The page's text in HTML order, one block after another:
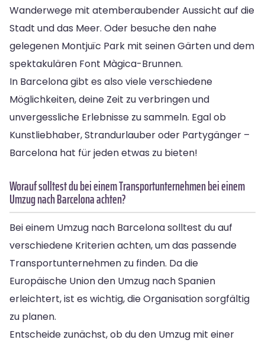
Wanderwege mit atemberaubender Aussicht auf die
Stadt und das Meer. Oder besuche den nahe
gelegenen Montjuïc Park mit seinen Gärten und dem
spektakulären Font Màgica-Brunnen.
In Barcelona gibt es also viele verschiedene
Möglichkeiten, deine Zeit zu verbringen und
unvergessliche Erlebnisse zu sammeln. Egal ob
Kunstliebhaber, Strandurlauber oder Partygänger –
Barcelona hat für jeden etwas zu bieten!
Worauf solltest du bei einem Transportunternehmen bei einem
Umzug nach Barcelona achten?
Bei einem Umzug nach Barcelona solltest du auf
verschiedene Kriterien achten, um das passende
Transportunternehmen zu finden. Da die
Europäische Union den Umzug nach Spanien
erleichtert, ist es wichtig, die Organisation sorgfältig
zu planen.
Entscheide zunächst, ob du den Umzug mit einer